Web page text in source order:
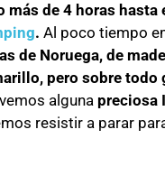
más de 4 horas hasta
. Al poco tiempo
de Noruega, de
pero sobre todo
alguna preciosa
resistir a parar